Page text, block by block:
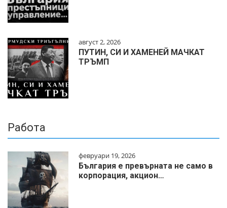
август 2, 2026
ПУТИН, СИ И ХАМЕНЕЙ МАЧКАТ
ТРЪМП
Работа
февруари 19, 2026
България е превърната не само в
корпорация, акцион…